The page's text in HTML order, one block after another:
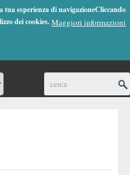
esperienza di navigazioneCliccando
dei cookies.Maggiori informazioni
(0)